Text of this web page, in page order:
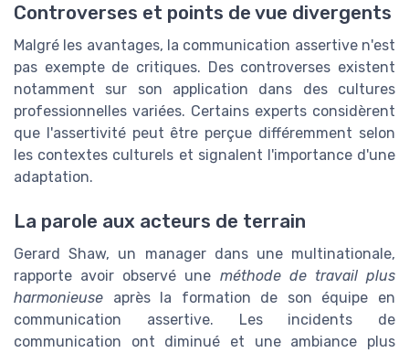
Controverses et points de vue divergents
Malgré les avantages, la communication assertive n'est
pas exempte de critiques. Des controverses existent
notamment sur son application dans des cultures
professionnelles variées. Certains experts considèrent
que l'assertivité peut être perçue différemment selon
les contextes culturels et signalent l'importance d'une
adaptation.
La parole aux acteurs de terrain
Gerard Shaw, un manager dans une multinationale,
rapporte avoir observé une méthode de travail plus
harmonieuse après la formation de son équipe en
communication assertive. Les incidents de
communication ont diminué et une ambiance plus